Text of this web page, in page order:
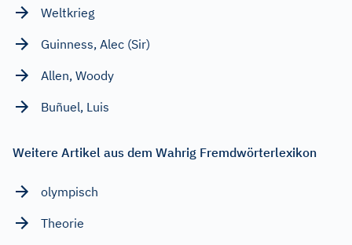
Weltkrieg
Guinness, Alec (Sir)
Allen, Woody
Buñuel, Luis
Weitere Artikel aus dem Wahrig Fremdwörterlexikon
olympisch
Theorie